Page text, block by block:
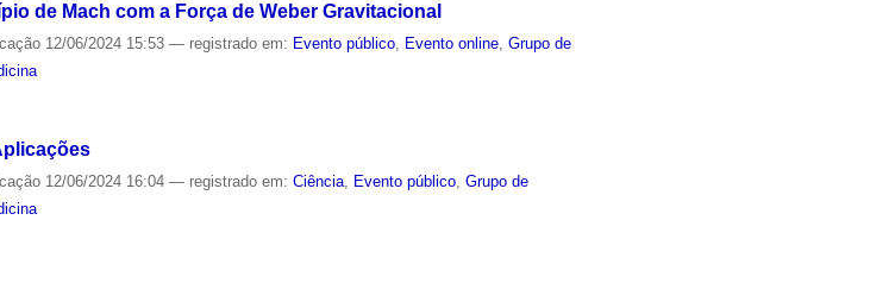
de Mach com a Força de Weber Gravitacional
12/06/2024 15:53— registrado em: Evento público, Evento online,Grupo de
12/06/2024 16:04— registrado em:Ciência Evento público ,Grupo de